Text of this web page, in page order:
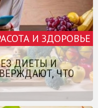
И ЗДОРОВЬЕ
ДИЕТЫ И
ЧТО